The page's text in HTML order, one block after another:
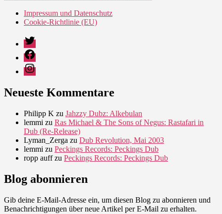
Impressum und Datenschutz
Cookie-Richtlinie (EU)
Twitter
Facebook
Instagram
Neueste Kommentare
Philipp K zu Jahzzy Dubz: Alkebulan
lemmi zu Ras Michael & The Sons of Negus: Rastafari in
Dub (Re-Release)
Lyman_Zerga zu Dub Revolution, Mai 2003
lemmi zu Peckings Records: Peckings Dub
ropp auffzu Peckings Records: Peckings Dub
Blog abonnieren
Gib deine E-Mail-Adresse ein, um diesen Blog zu abonnieren und
Benachrichtigungen über neue Artikel per E-Mail zu erhalten.